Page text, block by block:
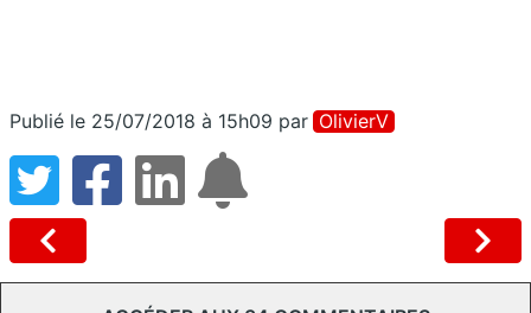
Publié le 25/07/2018 à 15h09 par OlivierV